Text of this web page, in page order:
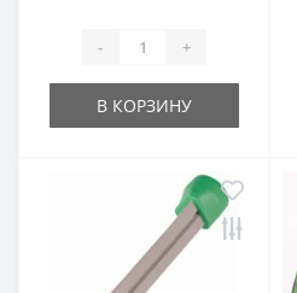
- +
В КОРЗИНУ